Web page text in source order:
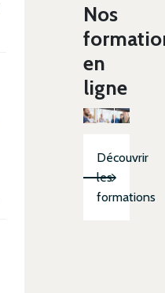
Nos
en
ligne
Découvrir
les
formations